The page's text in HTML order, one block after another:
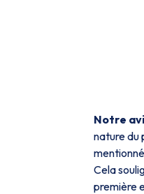
Notre
nature du
Cela
première